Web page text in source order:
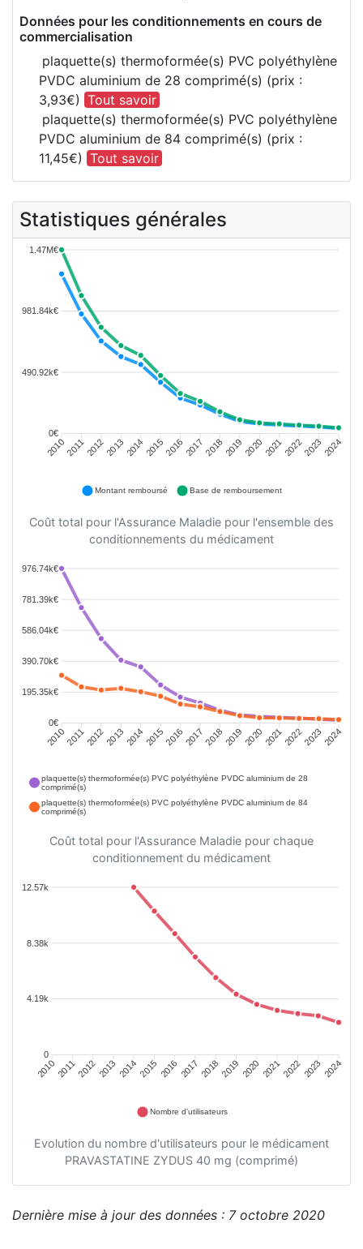
Données pour les conditionnements en cours de
commercialisation
plaquette(s) thermoformée(s) PVC polyéthylène
PVDC aluminium de 28 comprimé(s) (prix :
3,93€) Tout savoir
plaquette(s) thermoformée(s) PVC polyéthylène
PVDC aluminium de 84 comprimé(s) (prix :
11,45€) Tout savoir
Statistiques générales
1.47M€
981.84k€
490.92k€
0€
201020112012201320142015201620172018201920202021202220232024
Montant remboursé Base de remboursement
Coût total pour l'Assurance Maladie pour l'ensemble des
conditionnements du médicament
976.74k€
781.39k€
586.04k€
390.70k€
195.35k€
0€
201020112012201320142015201620172018201920202021202220232024
plaquette(s) thermoformée(s) PVC polyéthylène PVDC aluminium de 28
comprimé(s)
plaquette(s) thermoformée(s) PVC polyéthylène PVDC aluminium de 84
comprimé(s)
Coût total pour l'Assurance Maladie pour chaque
conditionnement du médicament
12.57k
8.38k
4.19k
0
2010201120122013 20142015 2016 2017 20182019 2020 202120222023 2024
Nombre d'utilisateurs
Evolution du nombre d'utilisateurs pour le médicament
PRAVASTATINE ZYDUS 40 mg (comprimé)
Dernière mise à jour des données : 7 octobre 2020